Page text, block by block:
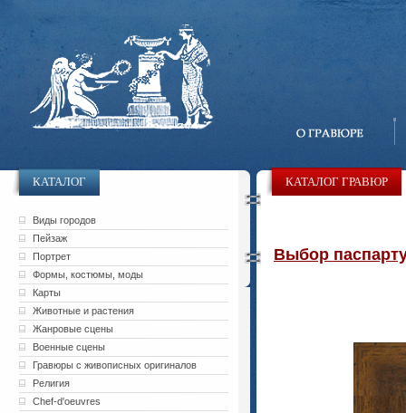
КАТАЛОГ
Виды городов
Пейзаж
Портрет
Формы, костюмы, моды
Карты
Животные и растения
Жанровые сцены
Военные сцены
Гравюры с живописных оригиналов
Религия
Chef-d'oeuvres
КАТАЛОГ ГРАВЮР
Выбор